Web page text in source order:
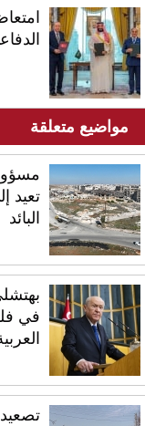
مواضيع متعلقة
تعيد
البائد
في